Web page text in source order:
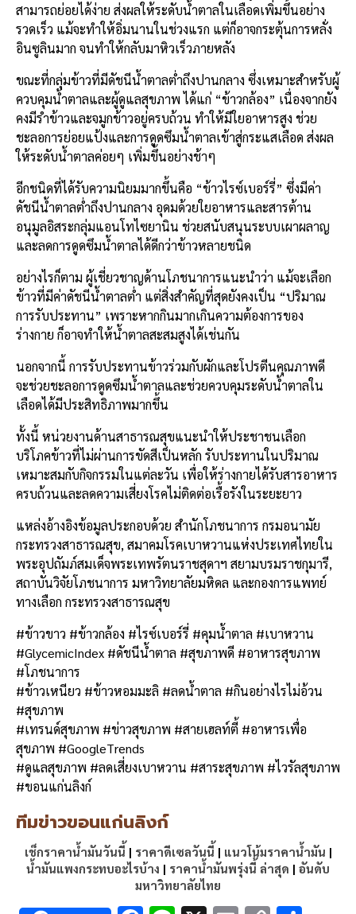
สามารถย่อยได้ง่าย ส่งผลให้ระดับน้ำตาลในเลือดเพิ่มขึ้นอย่าง
รวดเร็ว แม้จะทำให้อิ่มนานในช่วงแรก แต่ก็อาจกระตุ้นการหลั่ง
อินซูลินมาก จนทำให้กลับมาหิวเร็วภายหลัง
ขณะที่กลุ่มข้าวที่มีดัชนีน้ำตาลต่ำถึงปานกลาง ซึ่งเหมาะสำหรับผู้
ควบคุมน้ำตาลและผู้ดูแลสุขภาพ ได้แก่ “ข้าวกล้อง” เนื่องจากยัง
คงมีรำข้าวและจมูกข้าวอยู่ครบถ้วน ทำให้มีใยอาหารสูง ช่วย
ชะลอการย่อยแป้งและการดูดซึมน้ำตาลเข้าสู่กระแสเลือด ส่งผล
ให้ระดับน้ำตาลค่อยๆ เพิ่มขึ้นอย่างช้าๆ
อีกชนิดที่ได้รับความนิยมมากขึ้นคือ “ข้าวไรซ์เบอร์รี่” ซึ่งมีค่า
ดัชนีน้ำตาลต่ำถึงปานกลาง อุดมด้วยใยอาหารและสารต้าน
อนุมูลอิสระกลุ่มแอนโทไซยานิน ช่วยสนับสนุนระบบเผาผลาญ
และลดการดูดซึมน้ำตาลได้ดีกว่าข้าวหลายชนิด
อย่างไรก็ตาม ผู้เชี่ยวชาญด้านโภชนาการแนะนำว่า แม้จะเลือก
ข้าวที่มีค่าดัชนีน้ำตาลต่ำ แต่สิ่งสำคัญที่สุดยังคงเป็น “ปริมาณ
การรับประทาน” เพราะหากกินมากเกินความต้องการของ
ร่างกาย ก็อาจทำให้น้ำตาลสะสมสูงได้เช่นกัน
นอกจากนี้ การรับประทานข้าวร่วมกับผักและโปรตีนคุณภาพดี
จะช่วยชะลอการดูดซึมน้ำตาลและช่วยควบคุมระดับน้ำตาลใน
เลือดได้มีประสิทธิภาพมากขึ้น
ทั้งนี้ หน่วยงานด้านสาธารณสุขแนะนำให้ประชาชนเลือก
บริโภคข้าวที่ไม่ผ่านการขัดสีเป็นหลัก รับประทานในปริมาณ
เหมาะสมกับกิจกรรมในแต่ละวัน เพื่อให้ร่างกายได้รับสารอาหาร
ครบถ้วนและลดความเสี่ยงโรคไม่ติดต่อเรื้อรังในระยะยาว
แหล่งอ้างอิงข้อมูลประกอบด้วย สำนักโภชนาการ กรมอนามัย
กระทรวงสาธารณสุข, สมาคมโรคเบาหวานแห่งประเทศไทยใน
พระอุปถัมภ์สมเด็จพระเทพรัตนราชสุดาฯ สยามบรมราชกุมารี,
สถาบันวิจัยโภชนาการ มหาวิทยาลัยมหิดล และกองการแพทย์
ทางเลือก กระทรวงสาธารณสุข
#ข้าวขาว #ข้าวกล้อง #ไรซ์เบอร์รี่ #คุมน้ำตาล #เบาหวาน
#GlycemicIndex #ดัชนีน้ำตาล #สุขภาพดี #อาหารสุขภาพ
#โภชนาการ
#ข้าวเหนียว #ข้าวหอมมะลิ #ลดน้ำตาล #กินอย่างไรไม่อ้วน
#สุขภาพ
#เทรนด์สุขภาพ #ข่าวสุขภาพ #สายเฮลท์ตี้ #อาหารเพื่อ
สุขภาพ #GoogleTrends
#ดูแลสุขภาพ #ลดเสี่ยงเบาหวาน #สาระสุขภาพ #ไวรัลสุขภาพ
#ขอนแก่นลิงก์
ทีมข่าวขอนแก่นลิงก์
เช็กราคาน้ำมันวันนี้ | ราคาดีเซลวันนี้ | แนวโน้มราคาน้ำมัน |
น้ำมันแพงกระทบอะไรบ้าง | ราคาน้ำมันพรุ่งนี้ ล่าสุด | อันดับ
มหาวิทยาลัยไทย